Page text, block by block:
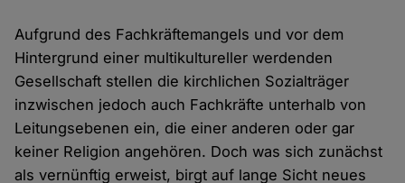
Aufgrund des Fachkräftemangels und vor dem
Hintergrund einer multikultureller werdenden
Gesellschaft stellen die kirchlichen Sozialträger
inzwischen jedoch auch Fachkräfte unterhalb von
Leitungsebenen ein, die einer anderen oder gar
keiner Religion angehören. Doch was sich zunächst
als vernünftig erweist, birgt auf lange Sicht neues